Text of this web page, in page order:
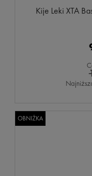
Kije Leki XTA
OBNIŻKA